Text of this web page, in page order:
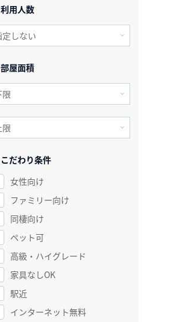
利用人数
部屋面積
こだわり条件
女性向け
ファミリー向け
同棲向け
ペット可
高級・ハイグレード
家具なしOK
駅近
インターネット無料